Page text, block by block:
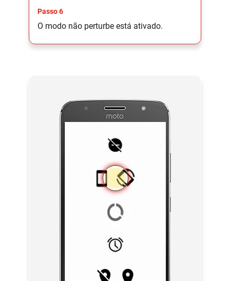
Passo 6
O modo não perturbe está ativado.